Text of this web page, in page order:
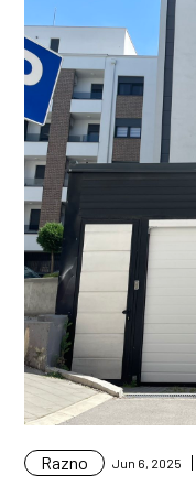
Razno Jun 6, 2025